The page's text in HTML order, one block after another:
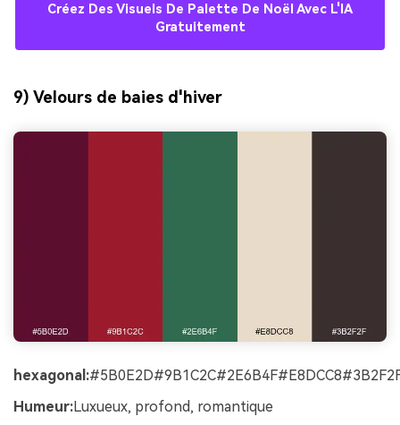
Créez Des Visuels De Palette De Noël Avec L'IA
Gratuitement
9) Velours de baies d'hiver
hexagonal:
Humeur:Luxueux, profond, romantique